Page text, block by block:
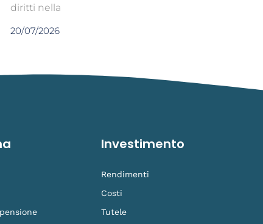
diritti nella
20/07/2026
Investimento
Rendimenti
Costi
Tutele